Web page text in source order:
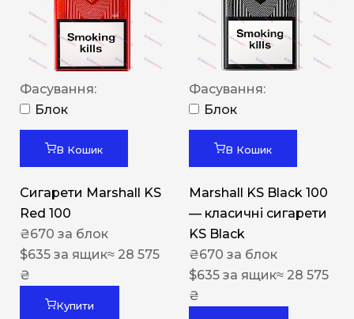
Фасування:
Блок
В Кошик
Сигарети Marshall KS
Red 100
₴670 за блок
$635 за ящик≈ 28 575
₴
Купити
Фасування:
Блок
В Кошик
Marshall KS Black 100
— класичні сигарети
KS Black
₴670 за блок
$635 за ящик≈ 28 575
₴